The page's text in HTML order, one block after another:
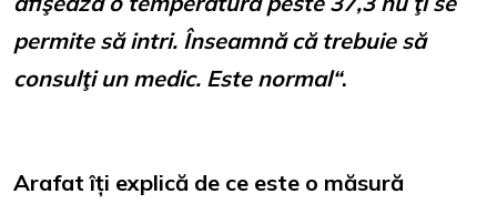
permite să intri. Înseamnă că trebuie să
consulţi un medic. Este normal“.
Arafat îți explică de ce este o măsură